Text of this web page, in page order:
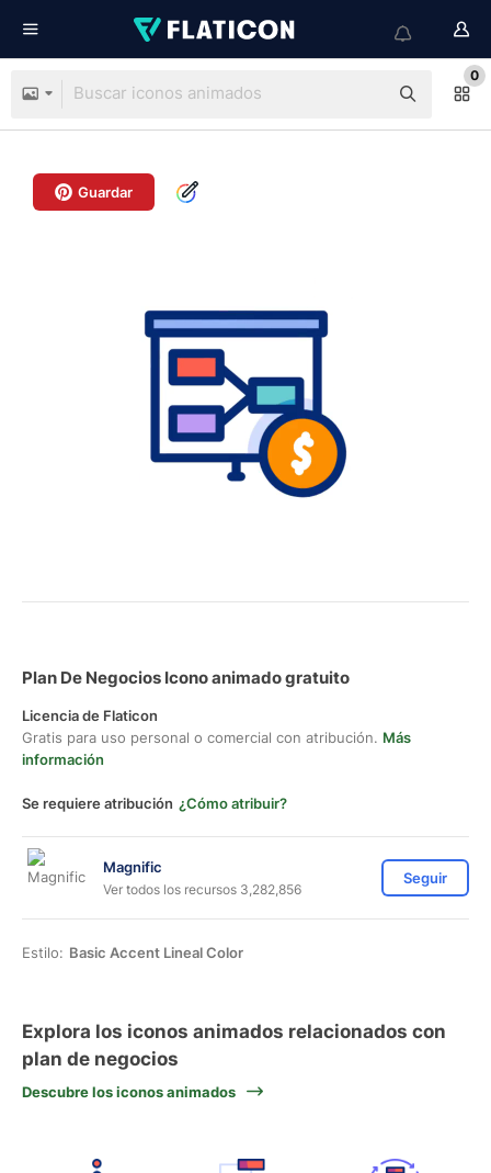
0
Guardar
Plan De Negocios Icono animado gratuito
Licencia de Flaticon
Gratis para uso personal o comercial con atribución. Más
información
Se requiere atribución ¿Cómo atribuir?
Magnific
Ver todos los recursos 3,282,856
Seguir
Estilo: Basic Accent Lineal Color
Explora los iconos animados relacionados con
plan de negocios
Descubre los iconos animados